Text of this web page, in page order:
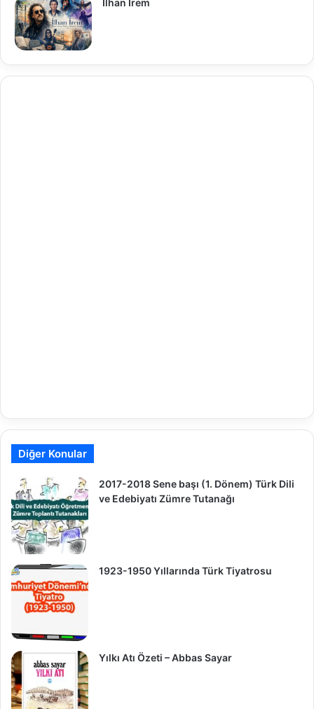
İlhan İrem
Diğer Konular
2017-2018 Sene başı (1. Dönem) Türk Dili
ve Edebiyatı Zümre Tutanağı
1923-1950 Yıllarında Türk Tiyatrosu
Yılkı Atı Özeti – Abbas Sayar